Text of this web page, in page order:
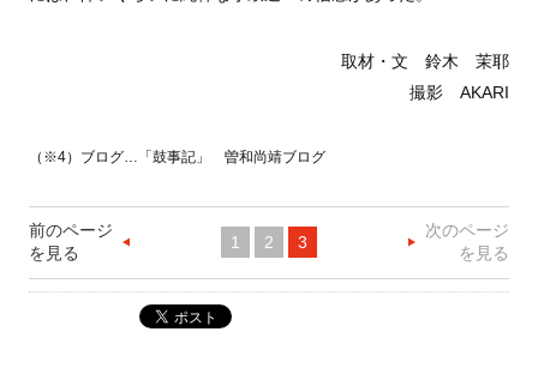
取材・文 鈴木 茉耶
撮影 AKARI
（※4）ブログ… 「鼓事記」 曽和尚靖ブログ
前のページ
を見る
1 2 3
次のページ
を見る